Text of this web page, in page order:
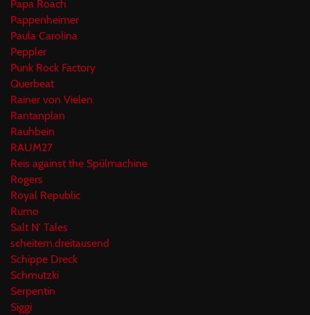
Papa Roach
Pappenheimer
Paula Carolina
Peppler
Punk Rock Factory
Querbeat
Rainer von Vielen
Rantanplan
Rauhbein
RAUM27
Reis against the Spülmachine
Rogers
Royal Republic
Rumo
Salt N' Tales
scheitern.dreitausend
Schippe Dreck
Schmutzki
Serpentin
Siggi